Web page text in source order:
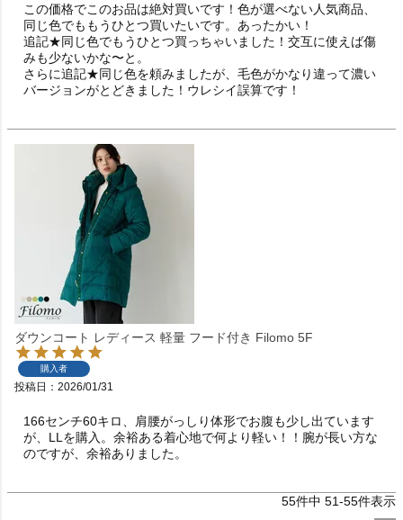
この価格でこのお品は絶対買いです！色が選べない人気商品、
同じ色でももうひとつ買いたいです。あったかい！
追記★同じ色でもうひとつ買っちゃいました！交互に使えば傷
みも少ないかな〜と。
さらに追記★同じ色を頼みましたが、毛色がかなり違って濃い
バージョンがとどきました！ウレシイ誤算です！
ダウンコート レディース 軽量 フード付き Filomo 5F
購入者
投稿日 2026/01/31
166センチ60キロ、肩腰がっしり体形でお腹も少し出ています
が、LLを購入。余裕ある着心地で何より軽い！！腕が長い方な
のですが、余裕ありました。
55件中 51-55件表示